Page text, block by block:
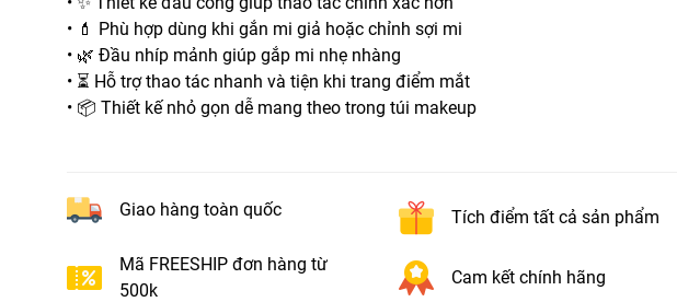
• 💄 Phù hợp dùng khi gắn mi giả hoặc chỉnh sợi mi
• 🌿 Đầu nhíp mảnh giúp gắp mi nhẹ nhàng
• ⏳ Hỗ trợ thao tác nhanh và tiện khi trang điểm mắt
• 📦 Thiết kế nhỏ gọn dễ mang theo trong túi makeup
Giao hàng toàn quốc Tích điểm tất cả sản phẩm
Mã FREESHIP đơn hàng từ
500k
Cam kết chính hãng